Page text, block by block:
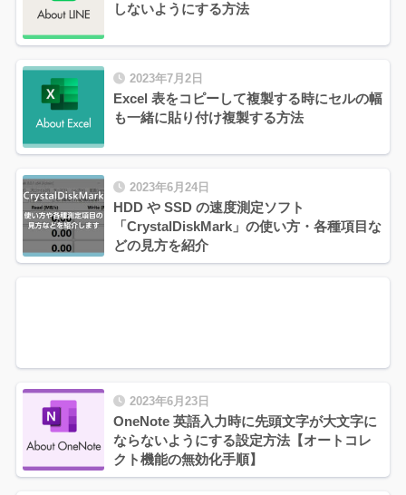
しないようにする方法
2023年7月2日
Excel 表をコピーして複製する時にセルの幅
も一緒に貼り付け複製する方法
2023年6月24日
HDD や SSD の速度測定ソフト
「CrystalDiskMark」の使い方・各種項目な
どの見方を紹介
2023年6月23日
OneNote 英語入力時に先頭文字が大文字に
ならないようにする設定方法【オートコレ
クト機能の無効化手順】